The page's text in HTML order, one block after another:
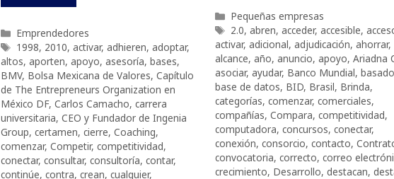
Categorías
Emprendedores
Etiquetas
1998, 2010, activar, adhieren, adoptar,
altos, aporten, apoyo, asesoría, bases,
BMV, Bolsa Mexicana de Valores, Capítulo
de The Entrepreneurs Organization en
México DF, Carlos Camacho, carrera
universitaria, CEO y Fundador de Ingenia
Group, certamen, cierre, Coaching,
comenzar, Competir, competitividad,
conectar, consultar, consultoría, contar,
continúe, contra, crean, cualquier,
Categorías
Pequeñas empresas
Etiquetas
2.0, abren, acceder, accesible,
activar, adicional, adjudicación, ahorrar,
alcance, año, anuncio, apoyo, Ariadna
asociar, ayudar, Banco Mundial, basado
base de datos, BID, Brasil, Brinda,
categorías, comenzar, comerciales,
compañías, Compara, competitividad,
computadora, concursos, conectar,
conexión, consorcio, contacto,
convocatoria, correcto, correo
crecimiento, Desarrollo, destacan,